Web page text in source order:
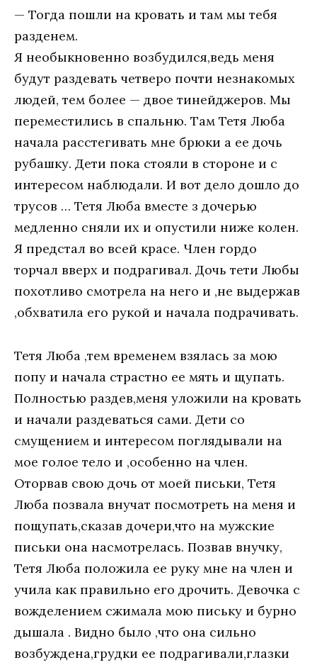
— Тогда пошли на кровать и там мы тебя
разденем.
Я необыкновенно возбудился,ведь меня
будут раздевать четверо почти незнакомых
людей, тем более — двое тинейджеров. Мы
переместились в спальню. Там Тетя Люба
начала расстегивать мне брюки а ее дочь
рубашку. Дети пока стояли в стороне и с
интересом наблюдали. И вот дело дошло до
трусов … Тетя Люба вместе з дочерью
медленно сняли их и опустили ниже колен.
Я предстал во всей красе. Член гордо
торчал вверх и подрагивал. Дочь тети Любы
похотливо смотрела на него и ,не выдержав
,обхватила его рукой и начала подрачивать.
Тетя Люба ,тем временем взялась за мою
попу и начала страстно ее мять и щупать.
Полностью раздев,меня уложили на кровать
и начали раздеваться сами. Дети со
смущением и интересом поглядывали на
мое голое тело и ,особенно на член.
Оторвав свою дочь от моей письки, Тетя
Люба позвала внучат посмотреть на меня и
пощупать,сказав дочери,что на мужские
письки она насмотрелась. Позвав внучку,
Тетя Люба положила ее руку мне на член и
учила как правильно его дрочить. Девочка с
вожделением сжимала мою письку и бурно
дышала . Видно было ,что она сильно
возбуждена,грудки ее подрагивали,глазки